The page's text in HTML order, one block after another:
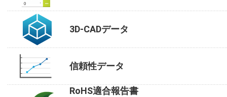
3D-CADデータ
信頼性データ
RoHS適合報告書